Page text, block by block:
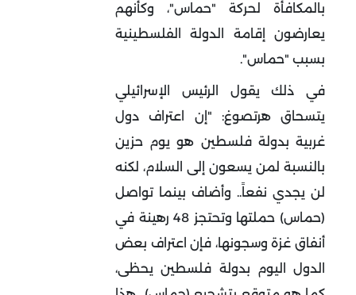
بالمكافأة لحركة "حماس"، وكأنهم
يعارضون إقامة الدولة الفلسطينية
بسبب "حماس".
في ذلك يقول الرئيس الإسرائيلي
يتسحاق هرتصوغ: "إن اعتراف دول
غربية بدولة فلسطين هو يوم حزين
بالنسبة لمن يسعون إلى السلام، لكنه
لن يجدي نفعاً.. وأضاف بينما تواصل
(حماس) حملتها وتحتجز 48 رهينة في
أنفاق غزة وسجونها، فإن اعتراف بعض
الدول اليوم بدولة فلسطين يحظى،